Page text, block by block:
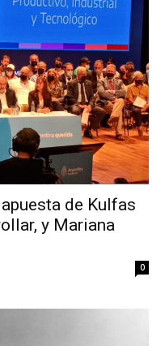
de Kulfas
y Mariana
0